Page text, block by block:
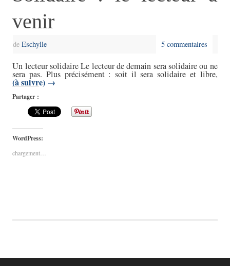
venir
deEschylle 5 commentaires
Un lecteur solidaire Le lecteur de demain sera solidaire ou ne
sera pas. Plus précisément : soit il sera solidaire et libre,
(à suivre) →
Partager :
WordPress:
chargement…